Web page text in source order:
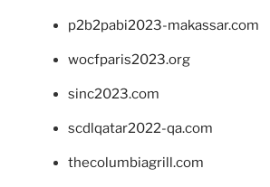
p2b2pabi2023-makassar.com
wocfparis2023.org
sinc2023.com
scdlqatar2022-qa.com
thecolumbiagrill.com